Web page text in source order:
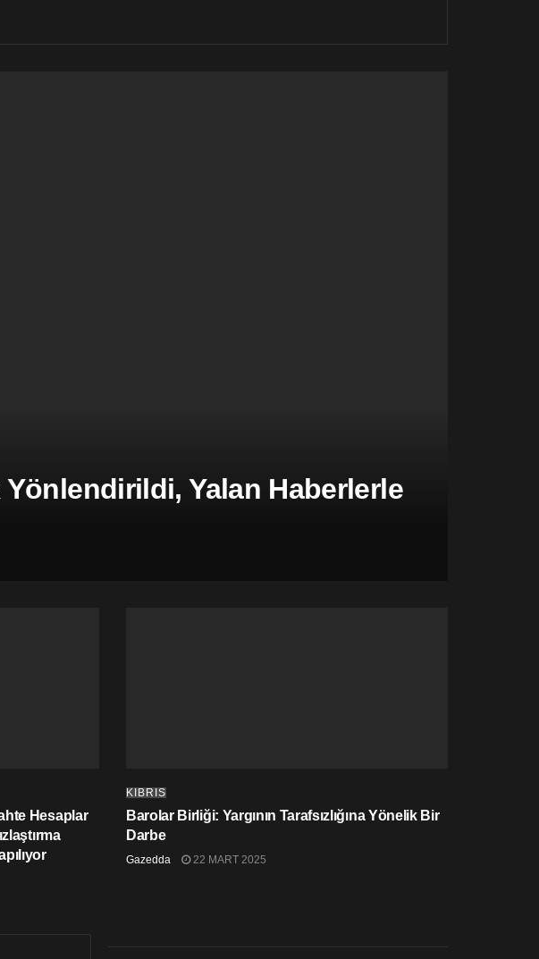
Yalan Haberlerle
Hesaplar
KIBRIS
Barolar Birliği: Yargının Tarafsızlığına Yönelik Bir
Darbe
Gazedda 22 MART 2025